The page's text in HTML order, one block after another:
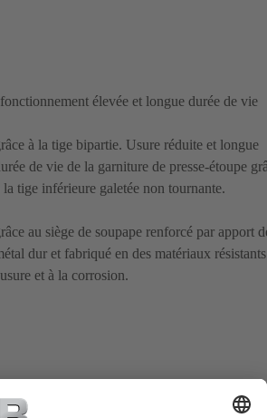
élevée et longue durée de vie
à la tige bipartie. Usure réduite et longue
de vie de la garniture de presse-étoupe
la tige inférieure galetée non tournante.
au siège de soupape renforcé par apport
dur et fabriqué en des matériaux
et à la corrosion.